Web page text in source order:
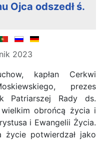
Ojca odszedł ś.
2023
kapłan Cerkwi
prezes
Patriarszej Rady ds.
obrońcą życia i
i Ewangelii Życia.
potwierdzał jako